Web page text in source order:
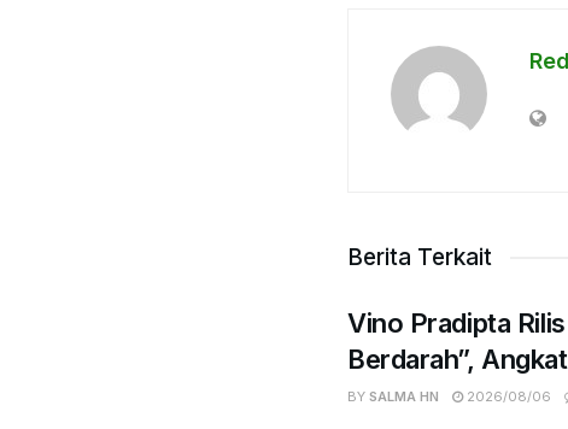
Berita Terkait
Vino Pradipta
Berdarah”,
BY SALMA HN 2026/08/06